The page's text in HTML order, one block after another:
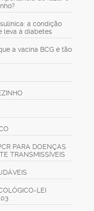
a condição
leva à diabetes
a vacina BCG é tão
PARA DOENÇAS
TRANSMISSÍVEIS
LEI